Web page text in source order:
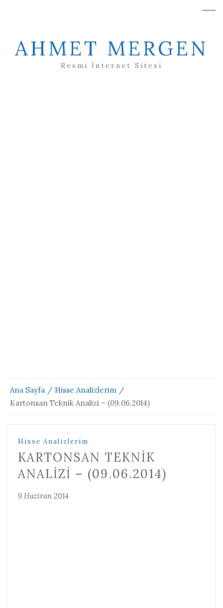
AHMET MERGEN
Resmi İnternet Sitesi
Ana Sayfa
Hisse Analizlerim
Kartonsan Teknik Analizi – (09.06.2014)
Hisse Analizlerim
KARTONSAN TEKNIK
ANALIZI – (09.06.2014)
9 Haziran 2014